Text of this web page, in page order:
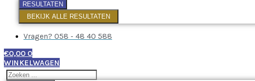
RESULTATEN
BEKIJK ALLE RESULTATEN
Vragen? 058 - 48 40 588
€0,00 0
WINKELWAGEN